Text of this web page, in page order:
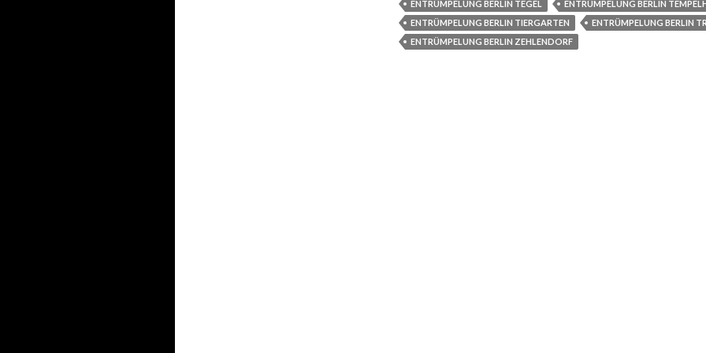
ENTRÜMPELUNG BERLIN TEGEL
ENTRÜMPELUNG BERLIN
ENTRÜMPELUNG BERLIN TIERGARTEN
ENTRÜMPELUNG BERLIN
ENTRÜMPELUNG BERLIN ZEHLENDORF